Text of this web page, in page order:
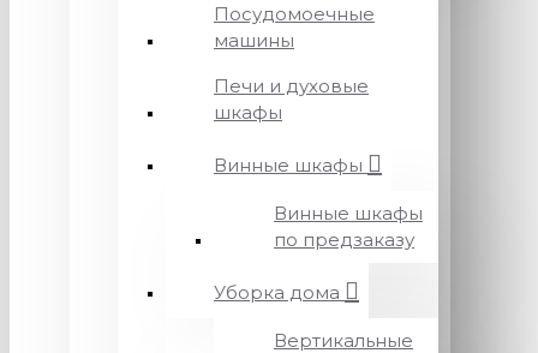
Посудомоечные
машины
Печи и духовые
шкафы
Винные шкафы
Винные шкафы
по предзаказу
Уборка дома
Вертикальные